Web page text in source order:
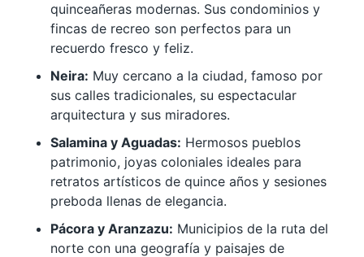
quinceañeras modernas. Sus condominios y
fincas de recreo son perfectos para un
recuerdo fresco y feliz.
Neira: Muy cercano a la ciudad, famoso por
sus calles tradicionales, su espectacular
arquitectura y sus miradores.
Salamina y Aguadas: Hermosos pueblos
patrimonio, joyas coloniales ideales para
retratos artísticos de quince años y sesiones
preboda llenas de elegancia.
Pácora y Aranzazu: Municipios de la ruta del
norte con una geografía y paisajes de